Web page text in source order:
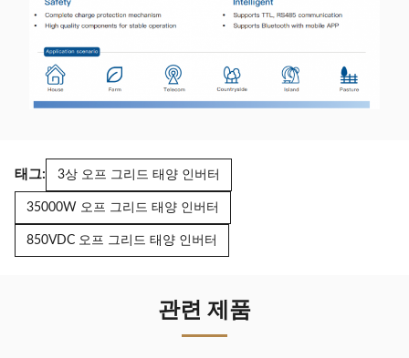
태그: 3상 오프 그리드 태양 인버터
35000W 오프 그리드 태양 인버터
850VDC 오프 그리드 태양 인버터
관련 제품